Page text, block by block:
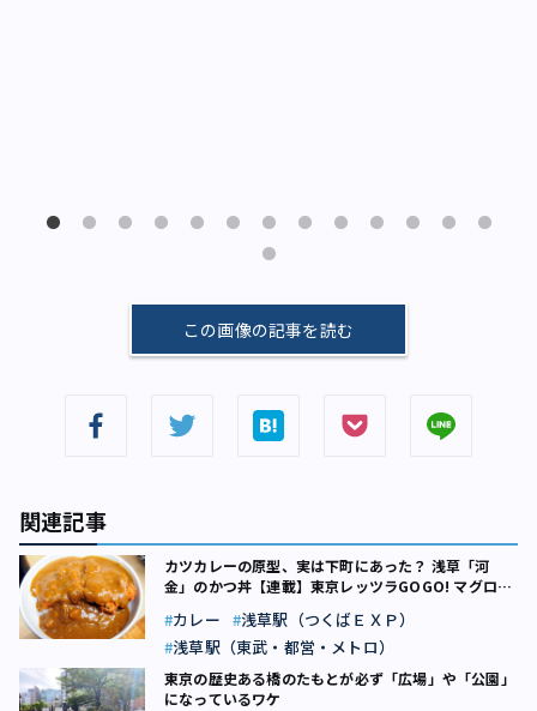
この画像の記事を読む
関連記事
カツカレーの原型、実は下町にあった？ 浅草「河
金」のかつ丼【連載】東京レッツラGOGO! マグロ飯
カレー
浅草駅（つくばＥＸＰ）
浅草駅（東武・都営・メトロ）
東京の歴史ある橋のたもとが必ず「広場」や「公園」
になっているワケ